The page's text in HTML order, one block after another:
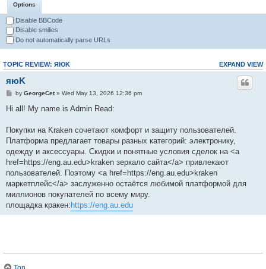
Options
Disable BBCode
Disable smilies
Do not automatically parse URLs
EXPAND VIEW
TOPIC REVIEW: ЯЮK
яюK
by GeorgeCet» Wed May 13, 2026 12:36 pm
Hi all! My name is Admin Read:
Покупки на Kraken сочетают комфорт и защиту пользователей.
Платформа предлагает товары разных категорий: электронику,
одежду и аксессуары. Скидки и понятные условия сделок на <a
href=https://eng.au.edu>kraken зеркало сайта</a> привлекают
пользователей. Поэтому <a href=https://eng.au.edu>kraken
маркетплейс</a> заслуженно остаётся любимой платформой для
миллионов покупателей по всему миру.
площадка кракен: https://eng.au.edu